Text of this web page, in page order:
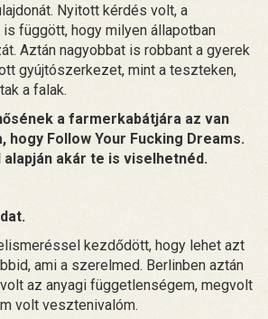
Nyitott kérdés volt, a
függött, hogy milyen állapotban
Aztán nagyobbat is robbant a gyerek
gyújtószerkezet, mint a teszteken,
a falak.
a farmerkabátjára az van
hogy Follow Your Fucking Dreams.
akár te is viselhetnéd.
kezdődött, hogy lehet azt
ami a szerelmed. Berlinben aztán
az anyagi függetlenségem, megvolt
volt vesztenivalóm.